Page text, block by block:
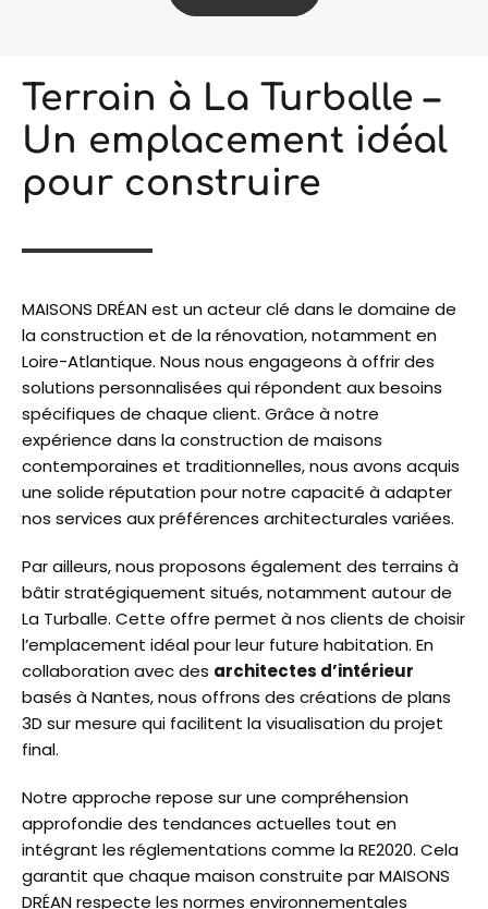
Terrain à La Turballe –
Un emplacement idéal
pour construire
MAISONS DRÉAN est un acteur clé dans le domaine de
la construction et de la rénovation, notamment en
Loire-Atlantique. Nous nous engageons à offrir des
solutions personnalisées qui répondent aux besoins
spécifiques de chaque client. Grâce à notre
expérience dans la construction de maisons
contemporaines et traditionnelles, nous avons acquis
une solide réputation pour notre capacité à adapter
nos services aux préférences architecturales variées.
Par ailleurs, nous proposons également des terrains à
bâtir stratégiquement situés, notamment autour de
La Turballe. Cette offre permet à nos clients de choisir
l’emplacement idéal pour leur future habitation. En
collaboration avec des architectes d’intérieur
basés à Nantes, nous offrons des créations de plans
3D sur mesure qui facilitent la visualisation du projet
final.
Notre approche repose sur une compréhension
approfondie des tendances actuelles tout en
intégrant les réglementations comme la RE2020. Cela
garantit que chaque maison construite par MAISONS
DRÉAN respecte les normes environnementales